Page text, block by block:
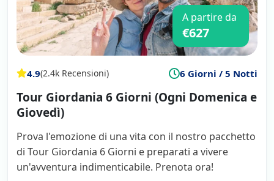
A partire da
€627
4.9(2.4k Recensioni) 6 Giorni / 5 Notti
Tour Giordania 6 Giorni (Ogni Domenica e
Giovedì)
Prova l'emozione di una vita con il nostro pacchetto
di Tour Giordania 6 Giorni e preparati a vivere
un'avventura indimenticabile. Prenota ora!